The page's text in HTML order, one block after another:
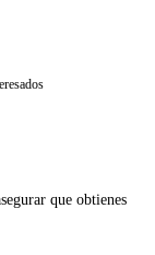
que obtienes